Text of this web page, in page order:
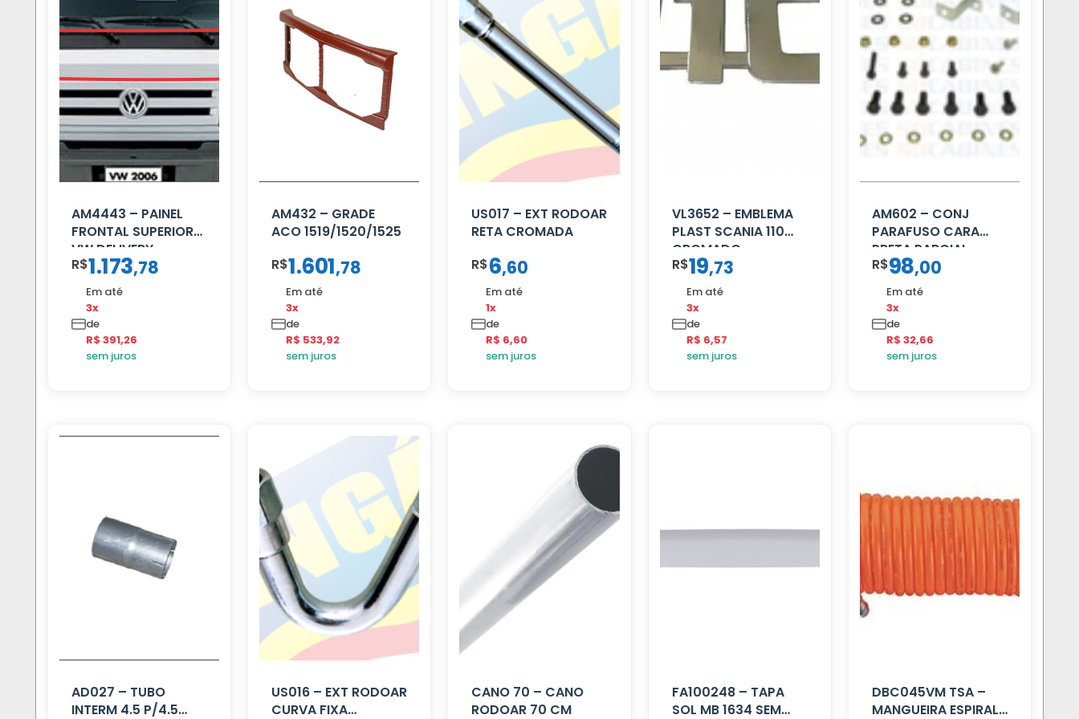
AM4443 – PAINEL
FRONTAL SUPERIOR
VW DELIVERY
R$1.173,78
Em até
3x
de
R$ 391,26
sem juros
AM432 – GRADE
ACO 1519/1520/1525
R$1.601,78
Em até
3x
de
R$ 533,92
sem juros
US017 – EXT RODOAR
RETA CROMADA
R$6,60
Em até
1x
de
R$ 6,60
sem juros
VL3652 – EMBLEMA
PLAST SCANIA 110
CROMADO
R$19,73
Em até
3x
de
R$ 6,57
sem juros
AM602 – CONJ
PARAFUSO CARA
PRETA PARCIAL
R$98,00
Em até
3x
de
R$ 32,66
sem juros
AD027 – TUBO
INTERM 4.5 P/4.5
US016 – EXT RODOAR
CURVA FIXA
CANO 70 – CANO
RODOAR 70 CM
FA100248 – TAPA
SOL MB 1634 SEM
DBC045VM TSA –
MANGUEIRA ESPIRAL